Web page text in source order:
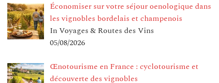
Économiser sur votre séjour oenologique dans
les vignobles bordelais et champenois
In Voyages & Routes des Vins
05/08/2026
Œnotourisme en France : cyclotourisme et
découverte des vignobles